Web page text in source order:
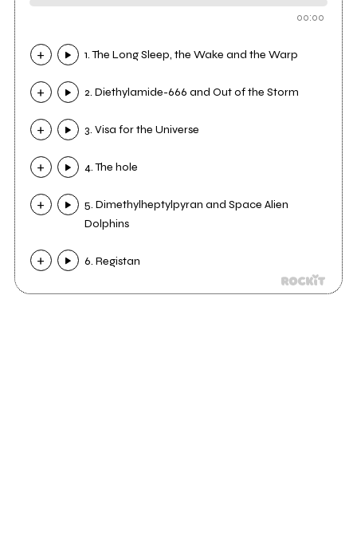
00:00
1. The Long Sleep, the Wake and the Warp
2. Diethylamide-666 and Out of the Storm
3. Visa for the Universe
4. The hole
5. Dimethylheptylpyran and Space Alien
Dolphins
6. Registan